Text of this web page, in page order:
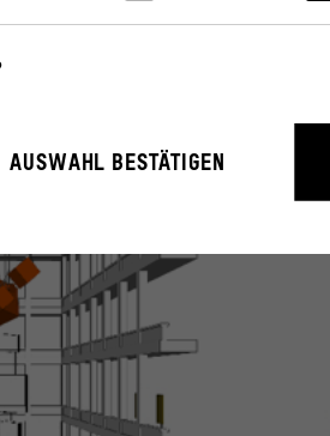
der Webseite unbedingt
verstehen, wie User mit unserer
werden.
AUSWAHL BESTÄTIGEN